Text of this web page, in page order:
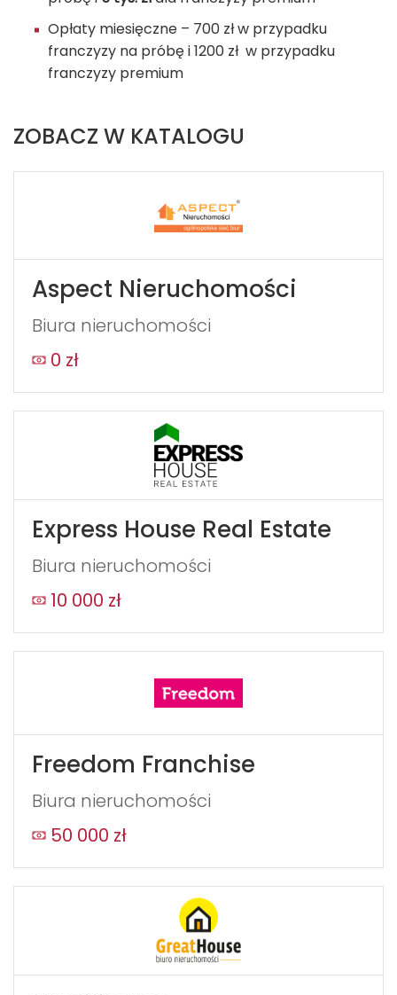
Opłaty miesięczne – 700 zł w przypadku
franczyzy na próbę i 1200 zł w przypadku
franczyzy premium
ZOBACZ W KATALOGU
Aspect Nieruchomości
Biura nieruchomości
0 zł
Express House Real Estate
Biura nieruchomości
10 000 zł
Freedom Franchise
Biura nieruchomości
50 000 zł